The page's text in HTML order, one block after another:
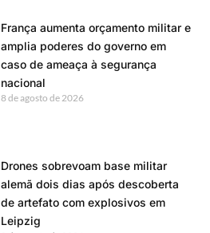
França aumenta orçamento militar e
amplia poderes do governo em
caso de ameaça à segurança
nacional
8 de agosto de 2026
Drones sobrevoam base militar
alemã dois dias após descoberta
de artefato com explosivos em
Leipzig